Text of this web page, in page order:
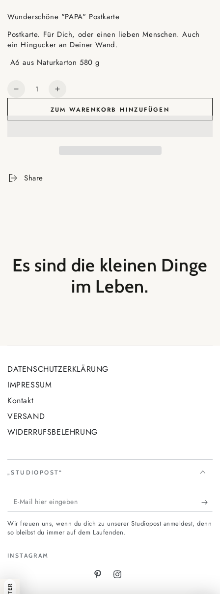
Wunderschöne "PAPA" Postkarte
Postkarte. Für Dich, oder einen lieben Menschen. Auch
ein Hingucker an Deiner Wand.
A6 aus Naturkarton 580 g
Anzahl
Verringere Erhöhe
Menge
ZUM WARENKORB HINZUFÜGEN
Share
Es sind die kleinen Dinge
im Leben.
DATENSCHUTZERKLÄRUNG
IMPRESSUM
Kontakt
VERSAND
WIDERRUFSBELEHRUNG
„STUDIOPOST“
E-
Mail
hier
Wir freuen uns, wenn du dich zu unserer Studiopost anmeldest, denn
so bleibst du immer auf dem Laufenden.
INSTAGRAM
PinterestInstagram